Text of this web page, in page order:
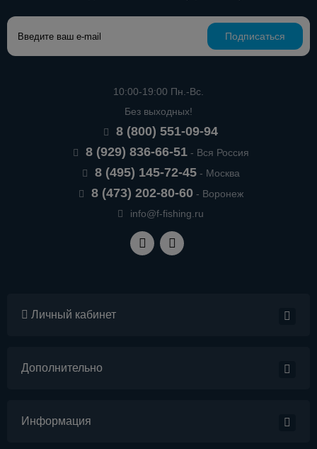
Подписаться
10:00-19:00 Пн.-Вс.
Без выходных!
8 (800) 551-09-94
8 (929) 836-66-51- Вся Россия
8 (495) 145-72-45- Москва
8 (473) 202-80-60- Воронеж
info@f-fishing.ru
Личный кабинет
Дополнительно
Информация